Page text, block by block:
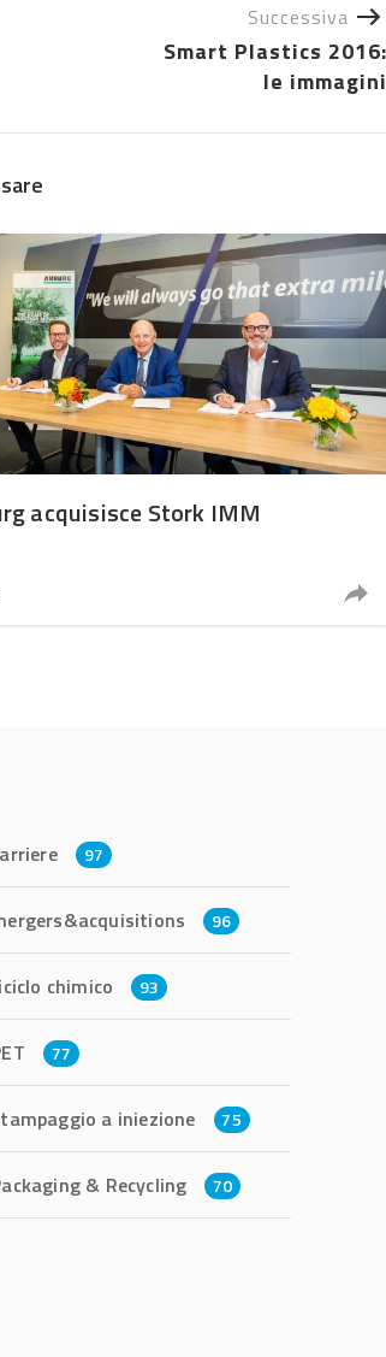
Successiva
Smart Plastics 2016:
le immagini
acquisisce Stork IMM
97
96
chimico 93
77
a iniezione 75
& Recycling 70